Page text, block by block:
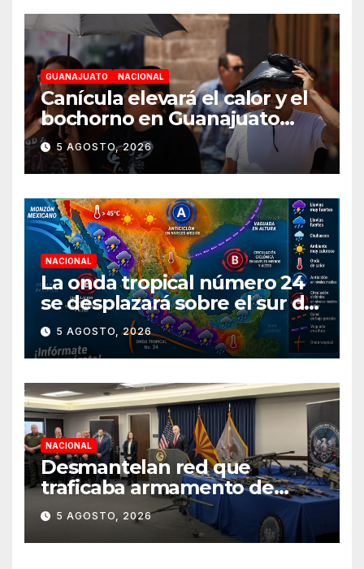
GUANAJUATO NACIONAL
Canícula elevará el calor y el
bochorno en Guanajuato
durante agosto
5 AGOSTO, 2026
NACIONAL
La onda tropical número 24
se desplazará sobre el sur del
territorio nacional
5 AGOSTO, 2026
NACIONAL
Desmantelan red que
traficaba armamento de
Arizona a México
5 AGOSTO, 2026